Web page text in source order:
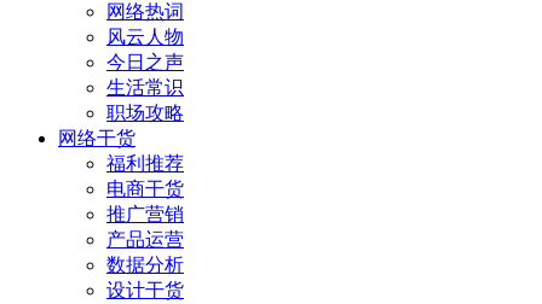
网络热词
风云人物
今日之声
生活常识
职场攻略
网络干货
福利推荐
电商干货
推广营销
产品运营
数据分析
设计干货